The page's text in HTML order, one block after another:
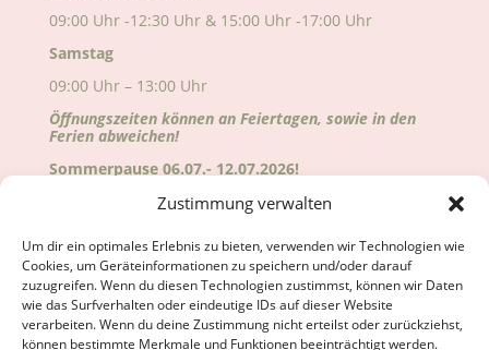
Zustimmung verwalten
Um dir ein optimales Erlebnis zu bieten, verwenden wir Technologien wie
Cookies, um Geräteinformationen zu speichern und/oder darauf
zuzugreifen. Wenn du diesen Technologien zustimmst, können wir Daten
wie das Surfverhalten oder eindeutige IDs auf dieser Website
verarbeiten. Wenn du deine Zustimmung nicht erteilst oder zurückziehst,
können bestimmte Merkmale und Funktionen beeinträchtigt werden.
09:00 Uhr -12:30 Uhr & 15:00 Uhr -17:00 Uhr
Samstag
09:00 Uhr – 13:00 Uhr
Öffnungszeiten können an Feiertagen, sowie in den
Ferien abweichen!
Sommerpause 06.07.- 12.07.2026!
Alle Änderungen sind auf Google ersichtlich!